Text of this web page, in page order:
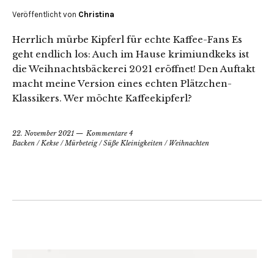
Veröffentlicht von Christina
Herrlich mürbe Kipferl für echte Kaffee-Fans Es
geht endlich los: Auch im Hause krimiundkeks ist
die Weihnachtsbäckerei 2021 eröffnet! Den Auftakt
macht meine Version eines echten Plätzchen-
Klassikers. Wer möchte Kaffeekipferl?
22. November 2021
Kommentare 4
Backen /Kekse /Mürbeteig/Süße Kleinigkeiten / Weihnachten